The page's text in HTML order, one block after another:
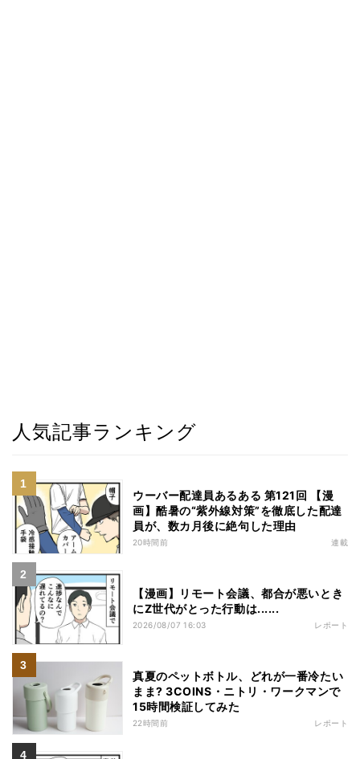
人気記事ランキング
ウーバー配達員あるある 第121回 【漫
画】酷暑の“紫外線対策”を徹底した配達
員が、数カ月後に絶句した理由
20時間前 連載
【漫画】リモート会議、都合が悪いとき
にZ世代がとった行動は......
2026/08/07 16:03 レポート
真夏のペットボトル、どれが一番冷たい
まま? 3COINS・ニトリ・ワークマンで
15時間検証してみた
22時間前 レポート